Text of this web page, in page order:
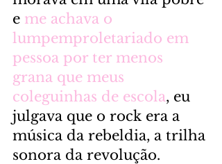
e me achava o
lumpemproletariado em
pessoa por ter menos
grana que meus
coleguinhas de escola, eu
julgava que o rock era a
música da rebeldia, a trilha
sonora da revolução.